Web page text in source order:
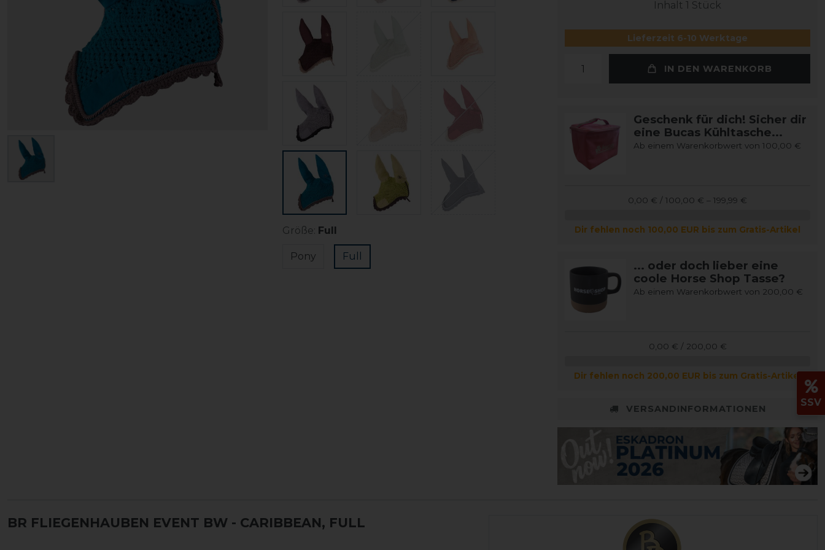
Größe: Full
Pony Full
Inhalt 1 Stück
Lieferzeit 6-10 Werktage
IN DEN WARENKORB
Geschenk für dich! Sicher dir
eine Bucas Kühltasche...
Ab einem Warenkorbwert von 100,00 €
0,00 € / 100,00 € – 199,99 €
Dir fehlen noch 100,00 EUR bis zum Gratis-Artikel
... oder doch lieber eine
coole Horse Shop Tasse?
Ab einem Warenkorbwert von 200,00 €
0,00 € / 200,00 €
Dir fehlen noch 200,00 EUR bis zum Gratis-Artikel
VERSANDINFORMATIONEN
BR FLIEGENHAUBEN EVENT BW - CARIBBEAN, FULL
SSV